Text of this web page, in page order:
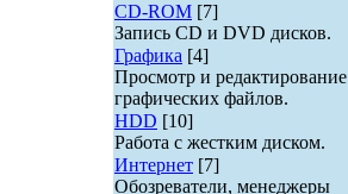
CD-ROM [7]
Запись CD и DVD дисков.
Графика [4]
Просмотр и редактирование
графических файлов.
HDD [10]
Работа с жестким диском.
Интернет [7]
Обозреватели, менеджеры